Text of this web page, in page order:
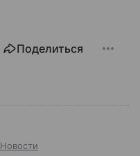
Поделиться
Новости